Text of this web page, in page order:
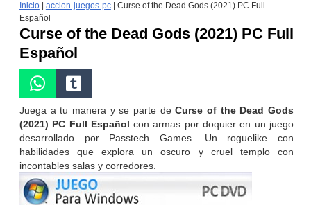
Inicio| accion-juegos-pc| Curse of the Dead Gods (2021) PC Full
Español
Curse of the Dead Gods (2021) PC Full
Español
Juega a tu manera y se parte deCurse of the Dead Gods
(2021) PC Full Español con armas por doquier en un juego
desarrollado por Passtech Games. Un roguelike con
habilidades que explora un oscuro y cruel templo con
incontables salas y corredores.